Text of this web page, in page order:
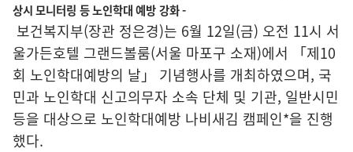
상시 모니터링 등 노인학대 예방 강화 -
보건복지부(장관 정은경)는 6월 12일(금) 오전 11시 서
울가든호텔 그랜드볼룸(서울 마포구 소재)에서 「제10
회 노인학대예방의 날」 기념행사를 개최하였으며, 국
민과 노인학대 신고의무자 소속 단체 및 기관, 일반시민
등을 대상으로 노인학대예방 나비새김 캠페인*을 진행
했다.